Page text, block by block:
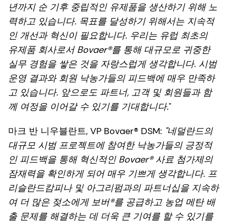
년까지 순 기후 중립적인 유제품을 생산하기 위해 노
력하고 있습니다. 목표를 달성하기 위해서는 지속적
인 개선과 혁신이 필요합니다. 우리는 유럽 최초의
유제품 회사로서 Bovaer®를 통해 대규모로 귀중한
실무 경험을 쌓은 것을 자랑스럽게 생각합니다. 시범
운영 결과와 회원 낙농가들의 피드백에 매우 만족하
고 있습니다. 앞으로도 파트너, 고객 및 회원들과 함
께 여정을 이어갈 수 있기를 기대합니다."
마크 반 니우블란트, VP Bovaer® DSM: "네덜란드의
대규모 시범 프로젝트에 참여한 낙농가들의 긍정적
인 피드백을 통해 혁신적인 Bovaer® 사료 첨가제의
잠재력을 확인하게 되어 매우 기쁘게 생각합니다. 프
리슬란드캄피나 및 아그리펌과의 파트너십을 지속하
여 더 많은 젖소에게 보버®를 공급하고 농업 메탄 배
출 문제를 해결하는 데 더욱 큰 기여를 할 수 있기를